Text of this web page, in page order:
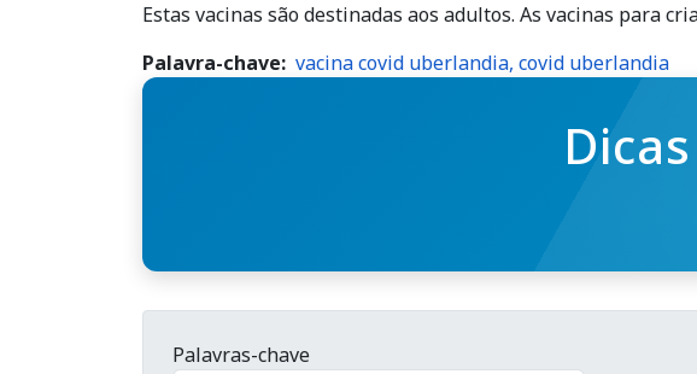
Estas vacinas são destinadas aos adultos. As vacinas para
Palavra-chave vacina covid uberlandia, covid uberlandia
Palavras-chave